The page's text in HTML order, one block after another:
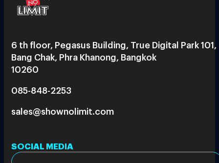
6 th floor, Pegasus Building, True Digital Park 101,
Bang Chak, Phra Khanong, Bangkok
10260
085-848-2253
sales@shownolimit.com
SOCIAL MEDIA